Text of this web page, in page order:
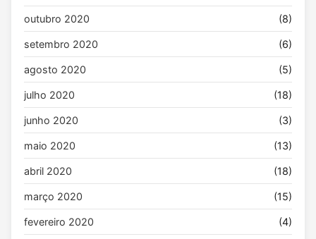
outubro 2020 (8)
setembro 2020 (6)
agosto 2020 (5)
julho 2020 (18)
junho 2020 (3)
maio 2020 (13)
abril 2020 (18)
março 2020 (15)
fevereiro 2020 (4)